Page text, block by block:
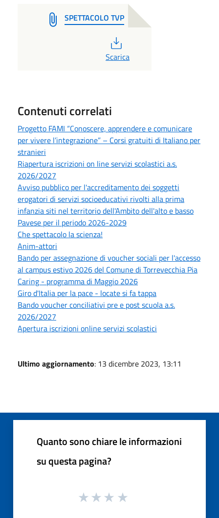
SPETTACOLO TVP
Scarica
Contenuti correlati
Progetto FAMI “Conoscere, apprendere e comunicare
per vivere l’integrazione” – Corsi gratuiti di Italiano per
stranieri
Riapertura iscrizioni on line servizi scolastici a.s.
2026/2027
Avviso pubblico per l'accreditamento dei soggetti
erogatori di servizi socioeducativi rivolti alla prima
infanzia siti nel territorio dell'Ambito dell'alto e basso
Pavese per il periodo 2026-2029
Che spettacolo la scienza!
Anim-attori
Bando per assegnazione di voucher sociali per l'accesso
al campus estivo 2026 del Comune di Torrevecchia Pia
Caring - programma di Maggio 2026
Giro d'Italia per la pace - locate si fa tappa
Bando voucher conciliativi pre e post scuola a.s.
2026/2027
Apertura iscrizioni online servizi scolastici
Ultimo aggiornamento: 13 dicembre 2023, 13:11
Quanto sono chiare le informazioni
su questa pagina?